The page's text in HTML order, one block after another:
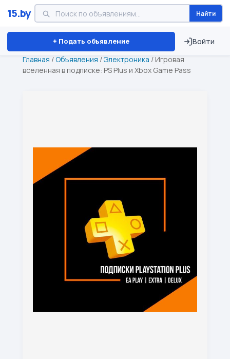
15.by Найти
+ Подать объявление Войти
Минск Витебск Брест ⏱ ТОЛЬКО 15 ДНЕЙ
Главная /Объявления /Электроника / Игровая
вселенная в подписке: PS Plus и Xbox Game Pass